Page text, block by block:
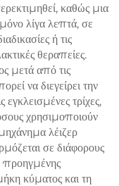
καθώς μια
λίγα λεπτά, σε
ή τις
θεραπείες.
μετά από τις
να διεγείρει την
τρίχες,
χρησιμοποιούν
λέιζερ
σε διάφορους
προηγμένης
κύματος και τη